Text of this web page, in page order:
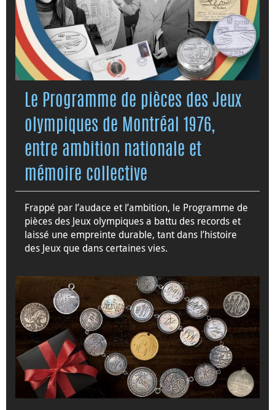
Le Programme de pièces des Jeux
olympiques de Montréal 1976,
entre ambition nationale et
mémoire collective
Frappé par l’audace et l’ambition, le Programme de
pièces des Jeux olympiques a battu des records et
laissé une empreinte durable, tant dans l’histoire
des Jeux que dans certaines vies.